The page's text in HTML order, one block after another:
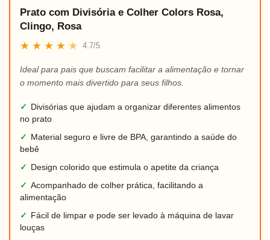
Prato com Divisória e Colher Colors Rosa,
Clingo, Rosa
★ ★ ★ ★ ★ 4.7/5
Ideal para pais que buscam facilitar a alimentação e tornar
o momento mais divertido para seus filhos.
✓ Divisórias que ajudam a organizar diferentes alimentos
no prato
✓ Material seguro e livre de BPA, garantindo a saúde do
bebê
✓ Design colorido que estimula o apetite da criança
✓ Acompanhado de colher prática, facilitando a
alimentação
✓ Fácil de limpar e pode ser levado à máquina de lavar
louças